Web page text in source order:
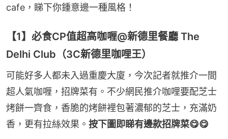
cafe，睇下你鍾意邊一種風格！
【1】必食CP值超高咖喱@新德里餐廳 The
Delhi Club（3C新德里咖哩王）
可能好多人都未入過重慶大廈，今次記者就推介一間
超人氣咖喱，招牌菜有。不少網民推介咖哩要配芝士
烤餅一齊食，香脆的烤餅裡包著濃郁的芝士，充滿奶
香，更有拉絲效果。 按下圖即睇有邊款招牌菜😋😋